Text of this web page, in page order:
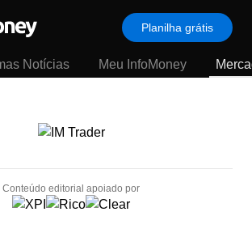
Planilha grátis
Notícias Meu InfoMoney
Conteúdo editorial apoiado por